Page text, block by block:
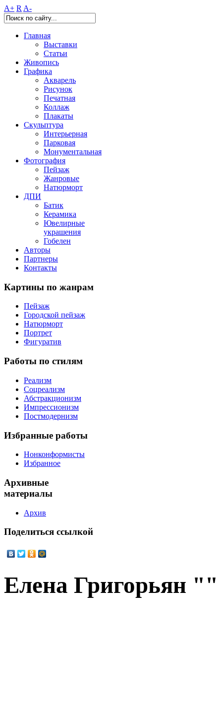
A+ R A-
Главная
Выставки
Статьи
Живопись
Графика
Акварель
Рисунок
Печатная
Коллаж
Плакаты
Скульптура
Интерьерная
Парковая
Монументальная
Фотография
Пейзаж
Жанровые
Натюрморт
ДПИ
Батик
Керамика
Ювелирные
украшения
Гобелен
Авторы
Партнеры
Контакты
Картины по жанрам
Пейзаж
Городской пейзаж
Натюрморт
Портрет
Фигуратив
Работы по стилям
Реализм
Соцреализм
Абстракционизм
Импрессионизм
Постмодернизм
Избранные работы
Нонконформисты
Избранное
Архивные
материалы
Архив
Поделиться ссылкой
Елена Григорьян ""